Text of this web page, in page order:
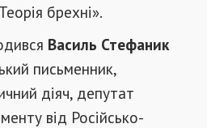
брехні».
Василь Стефаник
письменник,
діяч, депутат
від Російсько-